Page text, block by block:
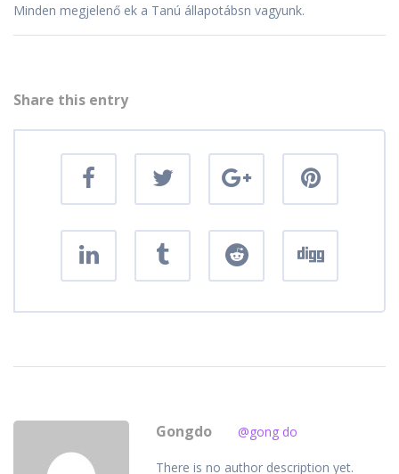
Minden megjelenő ek a Tanú állapotábsn vagyunk.
Share this entry
Gongdo @gong do
There is no author description yet.